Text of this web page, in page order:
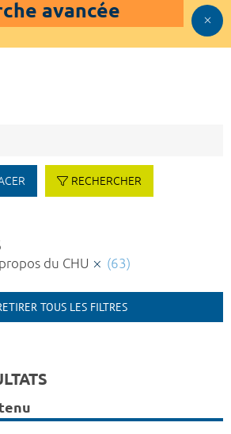
avancée
RECHERCHER
du CHU (63)
TOUS LES FILTRES